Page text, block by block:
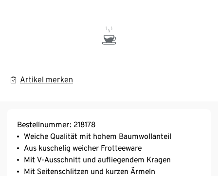
Artikel merken
Bestellnummer: 218178
Weiche Qualität mit hohem Baumwollanteil
Aus kuschelig weicher Frotteeware
Mit V-Ausschnitt und aufliegendem Kragen
Mit Seitenschlitzen und kurzen Ärmeln